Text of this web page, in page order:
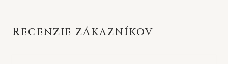
RECENZIE ZÁKAZNÍKOV